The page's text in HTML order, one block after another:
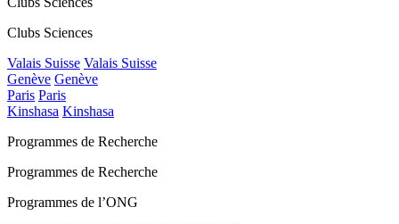
Clubs Sciences
Valais Suisse Valais Suisse
Genève Genève
Paris Paris
Kinshasa Kinshasa
Programmes de Recherche
Programmes de Recherche
Programmes de l’ONG